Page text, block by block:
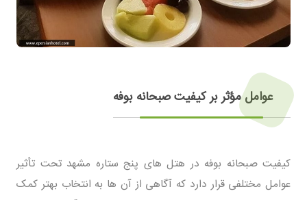
عوامل مؤثر بر کیفیت صبحانه بوفه
کیفیت صبحانه بوفه در هتل های پنج ستاره مشهد تحت تأثیر
عوامل مختلفی قرار دارد که آگاهی از آن ها به انتخاب بهتر کمک